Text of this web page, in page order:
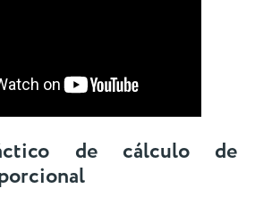
de cálculo de